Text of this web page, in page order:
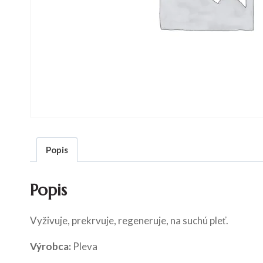
Popis
Popis
Vyživuje, prekrvuje, regeneruje, na suchú pleť.
Výrobca: Pleva